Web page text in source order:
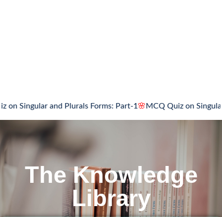
and Plurals Forms: Part-1🌸MCQ Quiz on Singular
The Knowledge
Library